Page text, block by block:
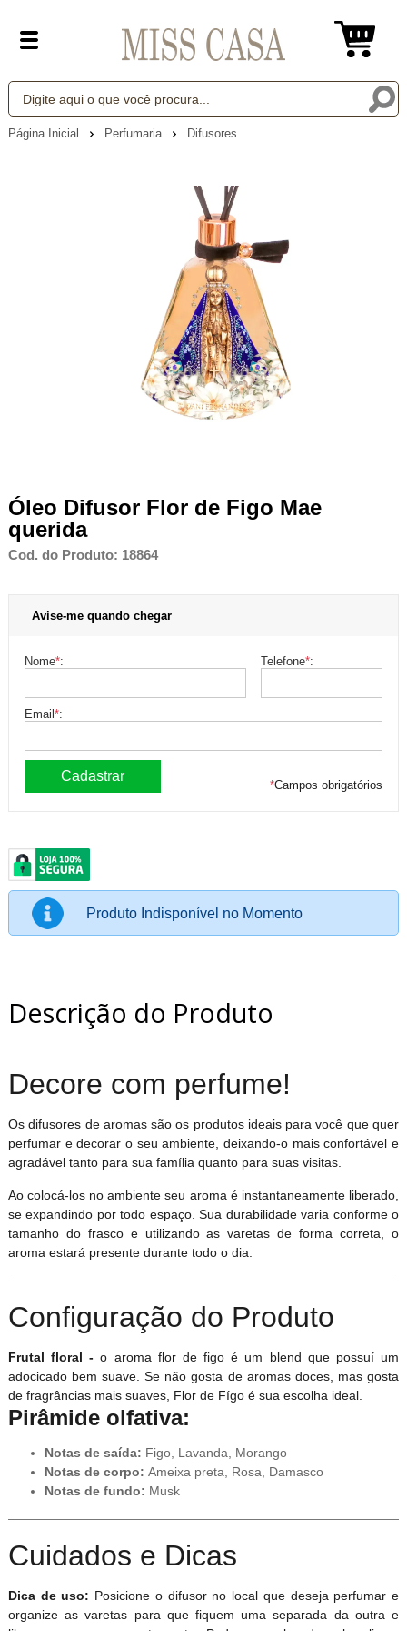
Página Inicial Perfumaria Difusores
Óleo Difusor Flor de Figo Mae
querida
Cod. do Produto: 18864
Avise-me quando chegar
Nome*: Telefone*:
Email*:
*Campos obrigatórios
Produto Indisponível no Momento
Descrição do Produto
Decore com perfume!
Os difusores de aromas são os produtos ideais para você que quer
perfumar e decorar o seu ambiente, deixando-o mais confortável e
agradável tanto para sua família quanto para suas visitas.
Ao colocá-los no ambiente seu aroma é instantaneamente liberado,
se expandindo por todo espaço. Sua durabilidade varia conforme o
tamanho do frasco e utilizando as varetas de forma correta, o
aroma estará presente durante todo o dia.
Configuração do Produto
Frutal floral - o aroma flor de figo é um blend que possuí um
adocicado bem suave. Se não gosta de aromas doces, mas gosta
de fragrâncias mais suaves, Flor de Fígo é sua escolha ideal.
Pirâmide olfativa:
Notas de saída: Figo, Lavanda, Morango
Notas de corpo: Ameixa preta, Rosa, Damasco
Notas de fundo: Musk
Cuidados e Dicas
Dica de uso: Posicione o difusor no local que deseja perfumar e
organize as varetas para que fiquem uma separada da outra e